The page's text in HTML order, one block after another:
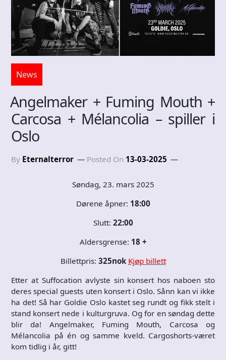
News
Angelmaker + Fuming Mouth +
Carcosa + Mélancolia – spiller i
Oslo
By Eternalterror Posted On 13-03-2025
Søndag, 23. mars 2025
Dørene åpner: 18:00
Slutt: 22:00
Aldersgrense: 18 +
Billettpris: 325nok Kjøp billett
Etter at Suffocation avlyste sin konsert hos naboen sto
deres special guests uten konsert i Oslo. Sånn kan vi ikke
ha det! Så har Goldie Oslo kastet seg rundt og fikk stelt i
stand konsert nede i kulturgruva. Og for en søndag dette
blir da! Angelmaker, Fuming Mouth, Carcosa og
Mélancolia på én og samme kveld. Cargoshorts-været
kom tidlig i år, gitt!